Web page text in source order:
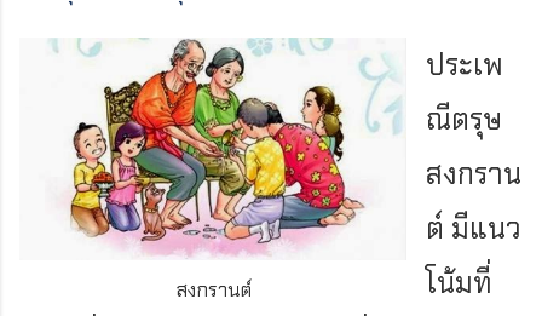
สงกรานต์
ประเพ
ณีตรุษ
สงกราน
ต์ มีแนว
โน้มที่